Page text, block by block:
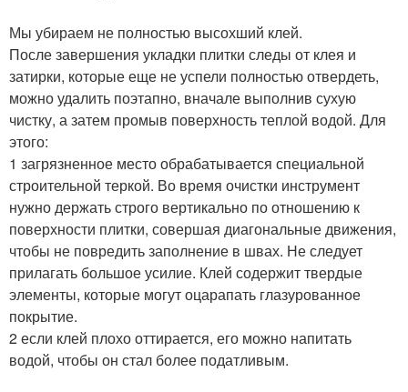
Мы убираем не полностью высохший клей.
После завершения укладки плитки следы от клея и
затирки, которые еще не успели полностью отвердеть,
можно удалить поэтапно, вначале выполнив сухую
чистку, а затем промыв поверхность теплой водой. Для
этого:
1 загрязненное место обрабатывается специальной
строительной теркой. Во время очистки инструмент
нужно держать строго вертикально по отношению к
поверхности плитки, совершая диагональные движения,
чтобы не повредить заполнение в швах. Не следует
прилагать большое усилие. Клей содержит твердые
элементы, которые могут оцарапать глазурованное
покрытие.
2 если клей плохо оттирается, его можно напитать
водой, чтобы он стал более податливым.